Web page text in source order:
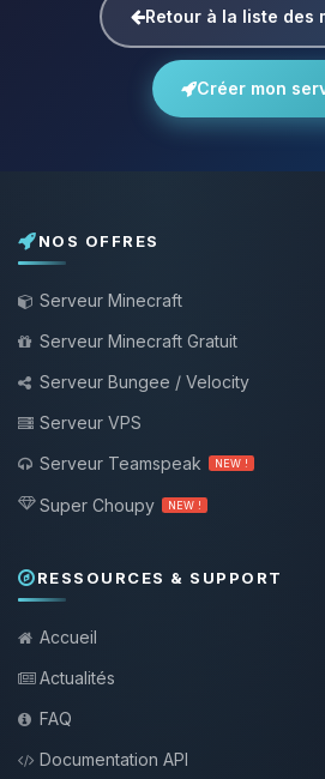
Retour à la liste des
Créer mon
NOS OFFRES
Serveur Minecraft
Serveur Minecraft Gratuit
Serveur Bungee / Velocity
Serveur VPS
Serveur Teamspeak
NEW !
Super Choupy NEW !
RESSOURCES & SUPPORT
Accueil
Actualités
FAQ
Documentation API